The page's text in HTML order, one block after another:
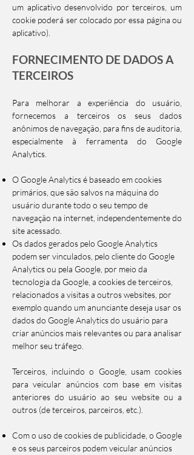
um aplicativo desenvolvido por terceiros, um
cookie poderá ser colocado por essa página ou
aplicativo).
FORNECIMENTO DE DADOS A
TERCEIROS
Para melhorar a experiência do usuário,
fornecemos a terceiros os seus dados
anônimos de navegação, para fins de auditoria,
especialmente à ferramenta do Google
Analytics.
O Google Analytics é baseado em cookies
primários, que são salvos na máquina do
usuário durante todo o seu tempo de
navegação na internet, independentemente do
site acessado.
Os dados gerados pelo Google Analytics
podem ser vinculados, pelo cliente do Google
Analytics ou pela Google, por meio da
tecnologia da Google, a cookies de terceiros,
relacionados a visitas a outros websites, por
exemplo quando um anunciante deseja usar os
dados do Google Analytics do usuário para
criar anúncios mais relevantes ou para analisar
melhor seu tráfego.
Terceiros, incluindo o Google, usam cookies
para veicular anúncios com base em visitas
anteriores do usuário ao seu website ou a
outros (de terceiros, parceiros, etc.).
Com o uso de cookies de publicidade, o Google
e os seus parceiros podem veicular anúncios